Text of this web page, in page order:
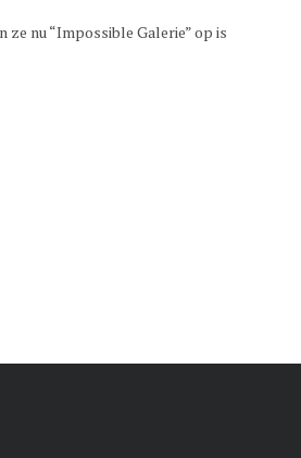
ze nu “Impossible Galerie” op is